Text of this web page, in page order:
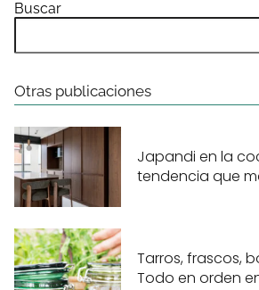
Buscar
Otras publicaciones
Japandi en la
tendencia que
Tarros, frascos,
Todo en orden